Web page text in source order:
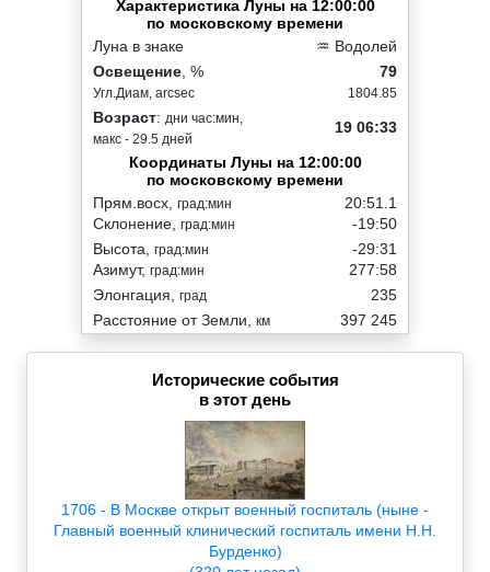
Характеристика Луны на 12:00:00
по московскому времени
Луна в знаке
♒ Водолей
Освещение , %
Угл.Диам, arcsec
79
1804.85
Возраст: дни час:мин,
макс - 29.5 дней
19 06:33
Координаты Луны на 12:00:00
по московскому времени
Прям.восх, град:мин
Склонение, град:мин
20:51.1
-19:50
Высота, град:мин
Азимут, град:мин
-29:31
277:58
Элонгация, град
235
Расстояние от Земли, км 397 245
Исторические события
в этот день
1706 - В Москве открыт военный госпиталь (ныне -
Главный военный клинический госпиталь имени Н.Н.
Бурденко)